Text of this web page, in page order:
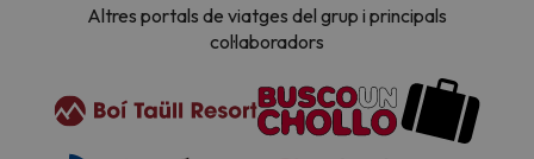
Altres portals de viatges del grup i principals
col·laboradors